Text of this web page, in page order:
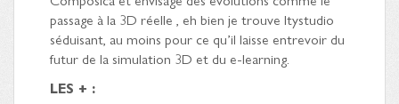
passage à la 3D réelle , eh bien je trouve Itystudio
séduisant, au moins pour ce qu’il laisse entrevoir du
futur de la simulation 3D et du e-learning.
LES + :